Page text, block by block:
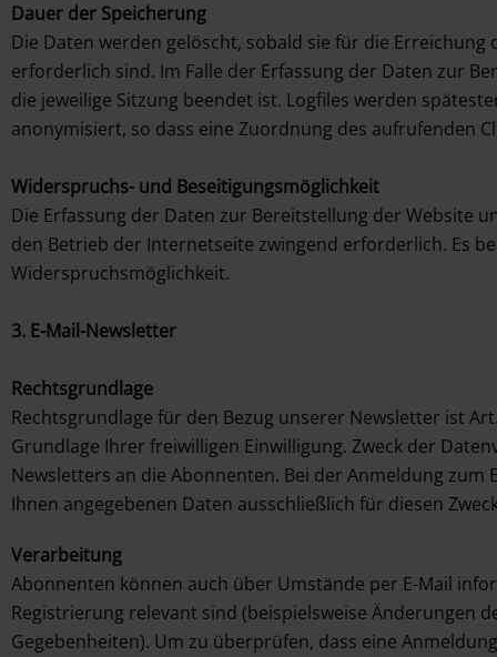
Dauer der Speicherung
Die Daten werden gelöscht, sobald sie für die
erforderlich sind. Im Falle der Erfassung der Daten zur
die jeweilige Sitzung beendet ist. Logfiles werden
anonymisiert, so dass eine Zuordnung des aufrufenden
Widerspruchs- und Beseitigungsmöglichkeit
Die Erfassung der Daten zur Bereitstellung der Website
den Betrieb der Internetseite zwingend erforderlich. Es
Widerspruchsmöglichkeit.
3. E-Mail-Newsletter
Rechtsgrundlage
Rechtsgrundlage für den Bezug unserer Newsletter ist
Grundlage Ihrer freiwilligen Einwilligung. Zweck der
Newsletters an die Abonnenten. Bei der Anmeldung
Ihnen angegebenen Daten ausschließlich für diesen
Verarbeitung
Abonnenten können auch über Umstände per E-Mail
Registrierung relevant sind (beispielsweise Änderungen
Gegebenheiten). Um zu überprüfen, dass eine